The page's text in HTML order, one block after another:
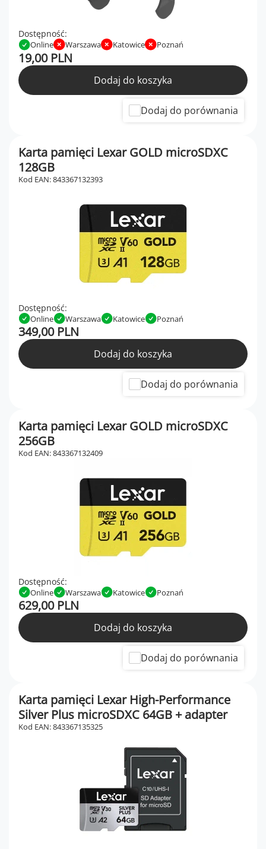
Dostępność:
Online Warszawa Katowice Poznań
19,00 PLN
Dodaj do koszyka
Dodaj do porównania
Karta pamięci Lexar GOLD microSDXC
128GB
Kod EAN: 843367132393
Dostępność:
Online Warszawa Katowice Poznań
349,00 PLN
Dodaj do koszyka
Dodaj do porównania
Karta pamięci Lexar GOLD microSDXC
256GB
Kod EAN: 843367132409
Dostępność:
Online Warszawa Katowice Poznań
629,00 PLN
Dodaj do koszyka
Dodaj do porównania
Karta pamięci Lexar High-Performance
Silver Plus microSDXC 64GB + adapter
Kod EAN: 843367135325